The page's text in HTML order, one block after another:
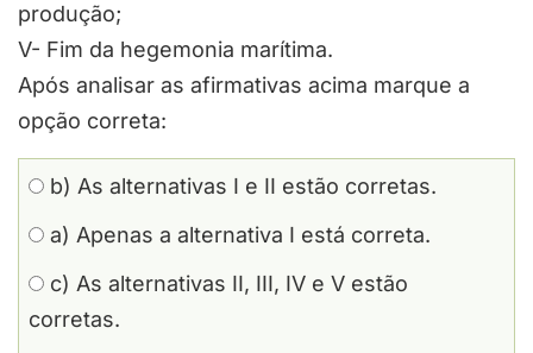
produção;
V- Fim da hegemonia marítima.
Após analisar as afirmativas acima marque a
opção correta:
b) As alternativas I e II estão corretas.
a) Apenas a alternativa I está correta.
c) As alternativas II, III, IV e V estão
corretas.